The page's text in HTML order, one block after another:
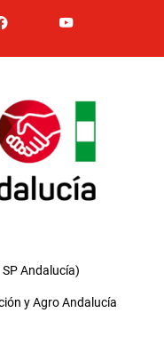
Andalucía)
y Agro Andalucía